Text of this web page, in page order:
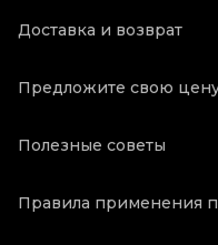
Доставка и возврат
Предложите свою
Полезные советы
Правила применения